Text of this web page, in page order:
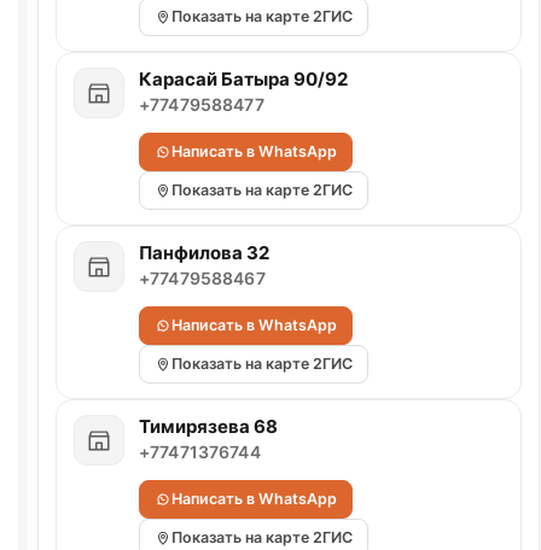
Показать на карте 2ГИС
Карасай Батыра 90/92
+77479588477
Написать в WhatsApp
Показать на карте 2ГИС
Панфилова 32
+77479588467
Написать в WhatsApp
Показать на карте 2ГИС
Тимирязева 68
+77471376744
Написать в WhatsApp
Показать на карте 2ГИС